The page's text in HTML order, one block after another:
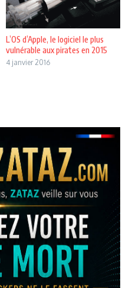
L’OS d’Apple, le logiciel le plus
vulnérable aux pirates en 2015
4 janvier 2016